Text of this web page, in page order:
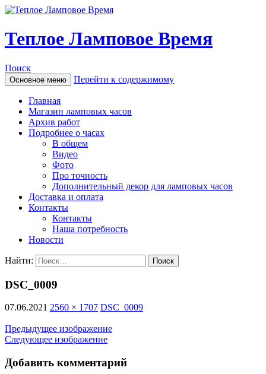
Теплое Ламповое Время
Поиск
Основное меню Перейти к содержимому
Главная
Магазин ламповых часов
Архив работ
Подробнее о часах
В общем
Видео
Фото
Про точность
Дополнительный декор для ламповых часов
Доставка и оплата
Контакты
Контакты
Наша потребность
Новости
Найти:
DSC_0009
07.06.2021 2560 × 1707 DSC_0009
Предыдущее изображение
Следующее изображение
Добавить комментарий